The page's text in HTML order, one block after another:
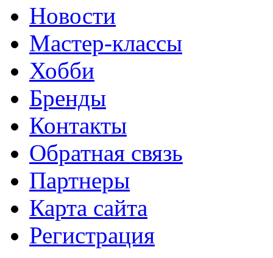
Новости
Мастер-классы
Хобби
Бренды
Контакты
Обратная связь
Партнеры
Карта сайта
Регистрация